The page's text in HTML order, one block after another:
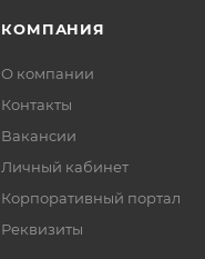
КОМПАНИЯ
О компании
Контакты
Вакансии
Личный кабинет
Корпоративный портал
Реквизиты